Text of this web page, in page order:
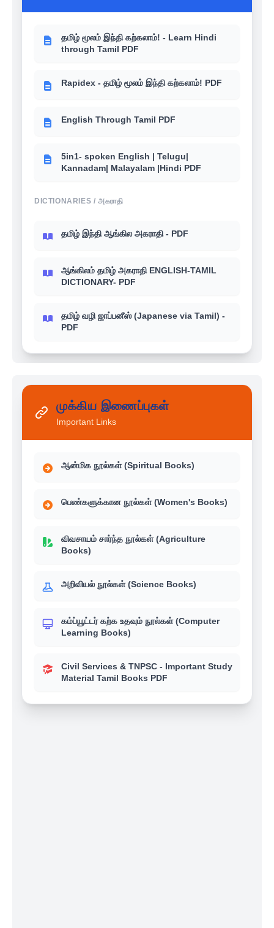
books இந்திய அரசியல் (Polity)
தமிழ் மூலம் இந்தி கற்கலாம்! - Learn Hindi
through Tamil PDF
Rapidex - தமிழ் மூலம் இந்தி கற்கலாம்! PDF
English Through Tamil PDF
5in1- spoken English | Telugu|
Kannadam| Malayalam |Hindi PDF
DICTIONARIES / அகராதி
தமிழ் இந்தி ஆங்கில அகராதி - PDF
ஆங்கிலம் தமிழ் அகராதி ENGLISH-TAMIL
DICTIONARY- PDF
தமிழ் வழி ஜாப்பனீஸ் (Japanese via Tamil) -
PDF
முக்கிய இணைப்புகள்
Important Links
ஆன்மிக நூல்கள் (Spiritual Books)
பெண்களுக்கான நூல்கள் (Women's Books)
விவசாயம் சார்ந்த நூல்கள் (Agriculture
Books)
அறிவியல் நூல்கள் (Science Books)
கம்ப்யூட்டர் கற்க உதவும் நூல்கள் (Computer
Learning Books)
Civil Services & TNPSC - Important Study
Material Tamil Books PDF